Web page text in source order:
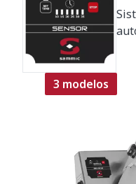
3 modelos